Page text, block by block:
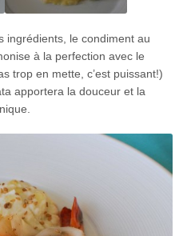
ingrédients, le condiment au
à la perfection avec le
trop en mette, c’est puissant!)
apportera la douceur et la